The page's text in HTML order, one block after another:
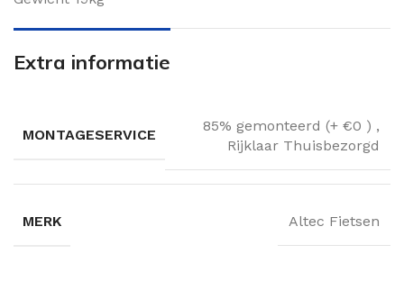
Extra informatie
MONTAGESERVICE
85% gemonteerd (+ €0 ) ,
Rijklaar Thuisbezorgd
MERK Altec Fietsen